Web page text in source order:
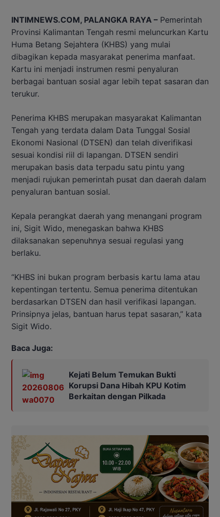
INTIMNEWS.COM, PALANGKA RAYA – Pemerintah
Provinsi Kalimantan Tengah resmi meluncurkan Kartu
Huma Betang Sejahtera (KHBS) yang mulai
dibagikan kepada masyarakat penerima manfaat.
Kartu ini menjadi instrumen resmi penyaluran
berbagai bantuan sosial agar lebih tepat sasaran dan
terukur.
Penerima KHBS merupakan masyarakat Kalimantan
Tengah yang terdata dalam Data Tunggal Sosial
Ekonomi Nasional (DTSEN) dan telah diverifikasi
sesuai kondisi riil di lapangan. DTSEN sendiri
merupakan basis data terpadu satu pintu yang
menjadi rujukan pemerintah pusat dan daerah dalam
penyaluran bantuan sosial.
Kepala perangkat daerah yang menangani program
ini, Sigit Wido, menegaskan bahwa KHBS
dilaksanakan sepenuhnya sesuai regulasi yang
berlaku.
“KHBS ini bukan program berbasis kartu lama atau
kepentingan tertentu. Semua penerima ditentukan
berdasarkan DTSEN dan hasil verifikasi lapangan.
Prinsipnya jelas, bantuan harus tepat sasaran,” kata
Sigit Wido.
Baca Juga:
Kejati Belum Temukan Bukti
Korupsi Dana Hibah KPU Kotim
Berkaitan dengan Pilkada